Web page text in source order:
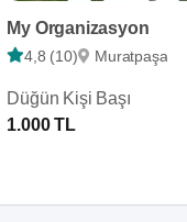
My Organizasyon
4,8 (10) Muratpaşa
Düğün Kişi Başı
1.000 TL